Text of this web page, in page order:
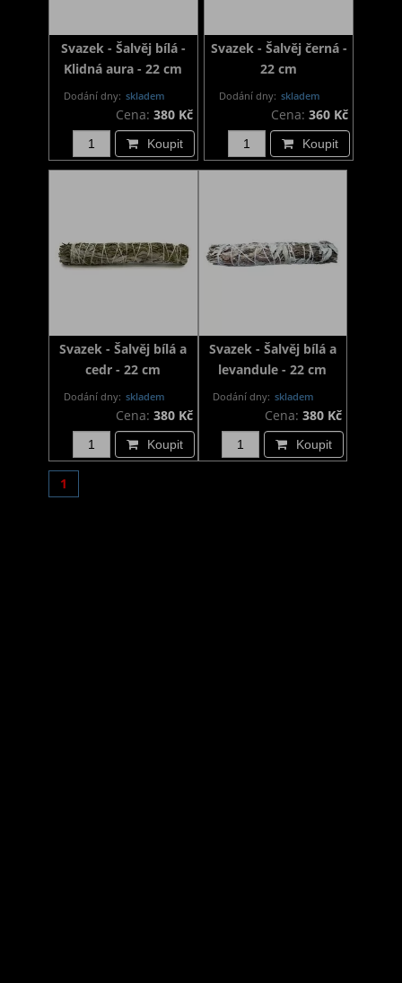
Svazek - Šalvěj bílá -
Klidná aura - 22 cm
Dodání dny: skladem
Cena: 380 Kč
Koupit
Svazek - Šalvěj černá -
22 cm
Dodání dny: skladem
Cena: 360 Kč
Koupit
Svazek - Šalvěj bílá a
cedr - 22 cm
Dodání dny: skladem
Cena: 380 Kč
Koupit
Svazek - Šalvěj bílá a
levandule - 22 cm
Dodání dny: skladem
Cena:380 Kč
Koupit
1